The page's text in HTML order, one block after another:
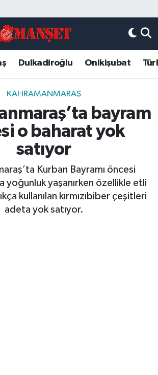
Dulkadiroğlu Onikişubat
KAHRAMANMARAŞ
bayram
o baharat yok
satıyor
Kurban Bayramı öncesi
yoğunluk yaşanırken özellikle etli
kullanılan kırmızıbiber çeşitleri
adeta yok satıyor.
Nöbetçi Eczaneler
Hava Durumu
Trafik Yoğunluk Haritası
Durumu ve Fikstür
Haberleri